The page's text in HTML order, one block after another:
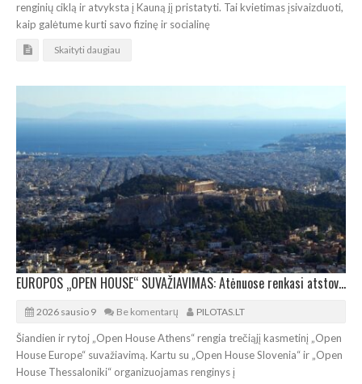
renginių ciklą ir atvyksta į Kauną jį pristatyti. Tai kvietimas įsivaizduoti,
kaip galėtume kurti savo fizinę ir socialinę
Skaityti daugiau
EUROPOS „OPEN HOUSE“ SUVAŽIAVIMAS: Atėnuose renkasi atstovai iš 28 miestų
2026 sausio 9 Be komentarų PILOTAS.LT
Šiandien ir rytoj „Open House Athens“ rengia trečiąjį kasmetinį „Open
House Europe“ suvažiavimą. Kartu su „Open House Slovenia“ ir „Open
House Thessaloniki“ organizuojamas renginys į